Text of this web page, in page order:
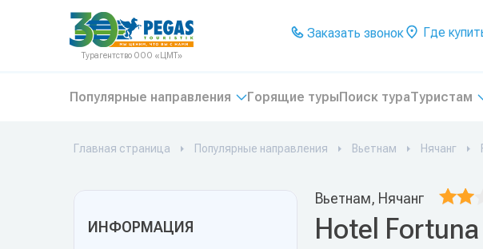
На главную
Турагентство ООО «ЦМТ»
Заказать звонок Где
Популярные направления Горящие турыПоиск тураТуристам
Главная страница Популярные направления Вьетнам Нячанг
ИНФОРМАЦИЯ
Вьетнам, Нячанг
Hotel